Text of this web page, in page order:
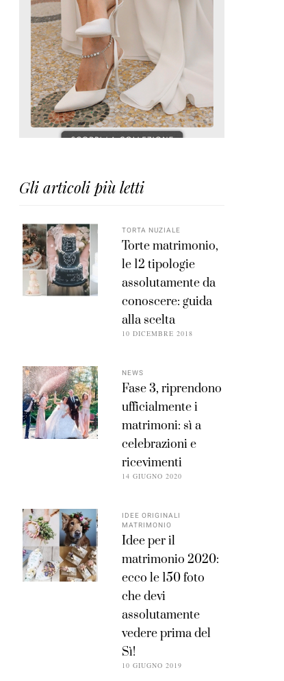
Gli articoli più letti
TORTA NUZIALE
Torte matrimonio,
le 12 tipologie
assolutamente da
conoscere: guida
alla scelta
10 DICEMBRE 2018
NEWS
Fase 3, riprendono
ufficialmente i
matrimoni: sì a
celebrazioni e
ricevimenti
14 GIUGNO 2020
IDEE ORIGINALI
MATRIMONIO
Idee per il
matrimonio 2020:
ecco le 150 foto
che devi
assolutamente
vedere prima del
Sì!
10 GIUGNO 2019